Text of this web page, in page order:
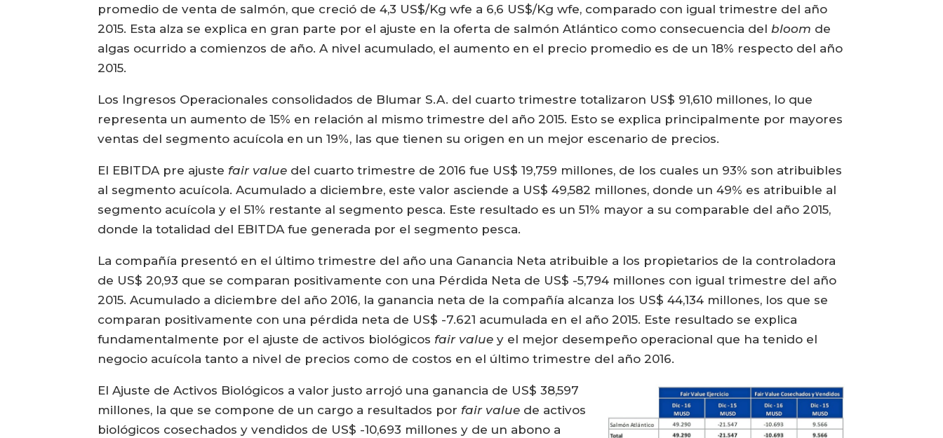
promedio de venta de salmón, que creció de 4,3 US$/Kg wfe a 6,6 US$/Kg wfe, comparado con igual trimestre del año
2015. Esta alza se explica en gran parte por el ajuste en la oferta de salmón Atlántico como consecuencia delbloom de
algas ocurrido a comienzos de año. A nivel acumulado, el aumento en el precio promedio es de un 18% respecto del año
2015.
Los Ingresos Operacionales consolidados de Blumar S.A. del cuarto trimestre totalizaron US$ 91,610 millones, lo que
representa un aumento de 15% en relación al mismo trimestre del año 2015. Esto se explica principalmente por mayores
ventas del segmento acuícola en un 19%, las que tienen su origen en un mejor escenario de precios.
El EBITDA pre ajuste fair value del cuarto trimestre de 2016 fue US$ 19,759 millones, de los cuales un 93% son atribuibles
al segmento acuícola. Acumulado a diciembre, este valor asciende a US$ 49,582 millones, donde un 49% es atribuible al
segmento acuícola y el 51% restante al segmento pesca. Este resultado es un 51% mayor a su comparable del año 2015,
donde la totalidad del EBITDA fue generada por el segmento pesca.
La compañía presentó en el último trimestre del año una Ganancia Neta atribuible a los propietarios de la controladora
de US$ 20,93 que se comparan positivamente con una Pérdida Neta de US$ -5,794 millones con igual trimestre del año
2015. Acumulado a diciembre del año 2016, la ganancia neta de la compañía alcanza los US$ 44,134 millones, los que se
comparan positivamente con una pérdida neta de US$ -7.621 acumulada en el año 2015. Este resultado se explica
fundamentalmente por el ajuste de activos biológicos fair value y el mejor desempeño operacional que ha tenido el
negocio acuícola tanto a nivel de precios como de costos en el último trimestre del año 2016.
El Ajuste de Activos Biológicos a valor justo arrojó una ganancia de US$ 38,597
millones, la que se compone de un cargo a resultados por fair value de activos
biológicos cosechados y vendidos de US$ -10,693 millones y de un abono a